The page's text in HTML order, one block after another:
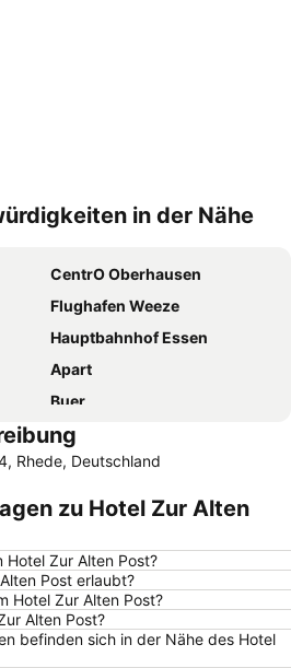
in der Nähe
CentrO Oberhausen
Flughafen Weeze
Hauptbahnhof Essen
Apart
Buer
Landschaftspark Duisburg-Nord
Zollverein Mine
Irrland
Wattenscheid Lohrheidestadion
Rheinpromenade
Walsum
Rhede, Deutschland
zu Hotel Zur Alten
Hotel Zur Alten Post?
Post erlaubt?
Hotel Zur Alten Post?
Alten Post?
befinden sich in der Nähe des Hotel